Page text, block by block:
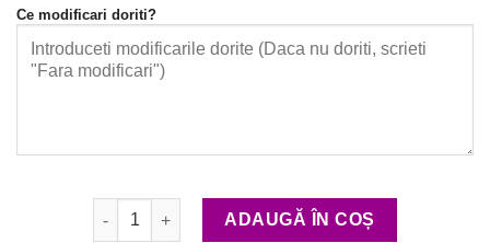
Ce modificari doriti?
Cantitate Cadou Personalizat pentru Miri
ADAUGĂ ÎN COȘ